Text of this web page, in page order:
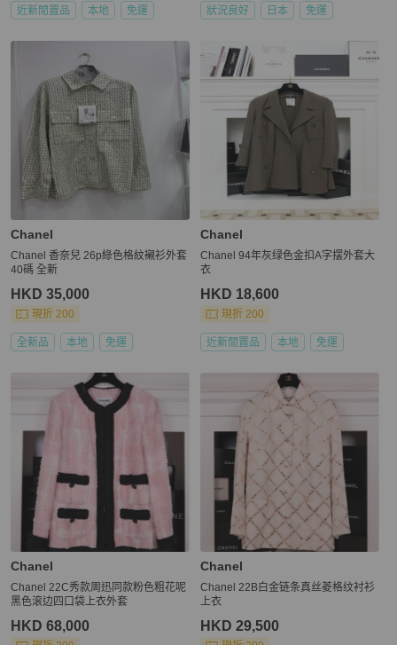
近新閒置品 本地 免運 狀況良好 日本 免運
Chanel
Chanel 香奈兒 26p綠色格紋襯衫外套
40碼 全新
HKD 35,000
現折 200
全新品 本地 免運
Chanel
Chanel 94年灰绿色金扣A字摆外套大
衣
HKD 18,600
現折 200
近新閒置品 本地 免運
Chanel
Chanel 22C秀款周迅同款粉色粗花呢
黑色滚边四口袋上衣外套
HKD 68,000
Chanel
Chanel 22B白金链条真丝菱格纹衬衫
上衣
HKD 29,500